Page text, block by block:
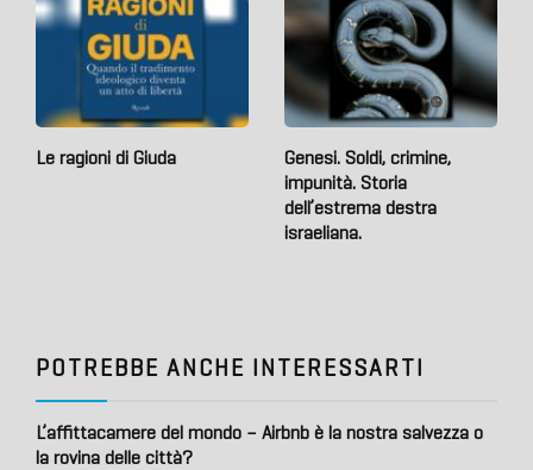
Le ragioni di Giuda
Genesi. Soldi, crimine,
impunità. Storia
dell’estrema destra
israeliana.
POTREBBE ANCHE INTERESSARTI
L’affittacamere del mondo – Airbnb è la nostra salvezza o
la rovina delle città?